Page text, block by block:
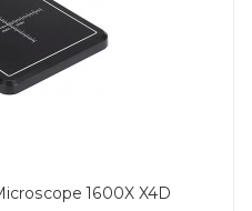
1600X X4D